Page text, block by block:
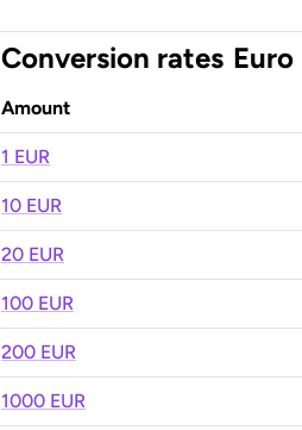
Conversion rates Euro
Amount
1 EUR
10 EUR
20 EUR
100 EUR
200 EUR
1000 EUR